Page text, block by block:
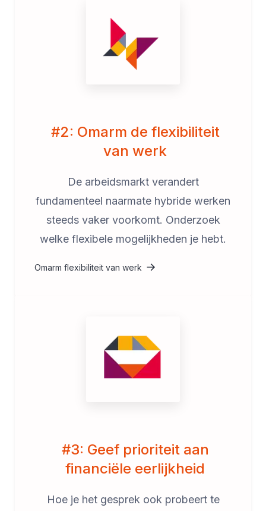
#2: Omarm de flexibiliteit
van werk
De arbeidsmarkt verandert
fundamenteel naarmate hybride werken
steeds vaker voorkomt. Onderzoek
welke flexibele mogelijkheden je hebt.
Omarm flexibiliteit van werk
#3: Geef prioriteit aan
financiële eerlijkheid
Hoe je het gesprek ook probeert te